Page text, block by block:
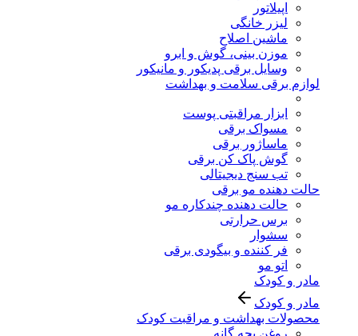
اپیلاتور
لیزر خانگی
ماشین اصلاح
موزن بینی، گوش و ابرو
وسایل برقی پدیکور و مانیکور
لوازم برقی سلامت و بهداشت
ابزار مراقبتی پوست
مسواک برقی
ماساژور برقی
گوش پاک کن برقی
تب سنج دیجیتالی
حالت دهنده مو برقی
حالت دهنده چندکاره مو
برس حرارتی
سشوار
فر کننده و بیگودی برقی
اتو مو
مادر و کودک
مادر و کودک
محصولات بهداشت و مراقبت کودک
روغن بچه گانه